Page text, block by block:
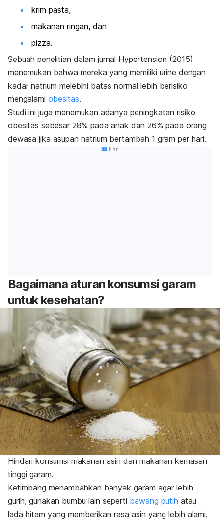
krim pasta,
makanan ringan, dan
pizza.
Sebuah penelitian dalam jurnal Hypertension (2015)
menemukan bahwa mereka yang memiliki urine dengan
kadar natrium melebihi batas normal lebih berisiko
mengalami obesitas.
Studi ini juga menemukan adanya peningkatan risiko
obesitas sebesar 28% pada anak dan 26% pada orang
dewasa jika asupan natrium bertambah 1 gram per hari.
Iklan
Bagaimana aturan konsumsi garam
untuk kesehatan?
Hindari konsumsi makanan asin dan makanan kemasan
tinggi garam.
Ketimbang menambahkan banyak garam agar lebih
gurih, gunakan bumbu lain seperti bawang putih atau
lada hitam yang memberikan rasa asin yang lebih alami.